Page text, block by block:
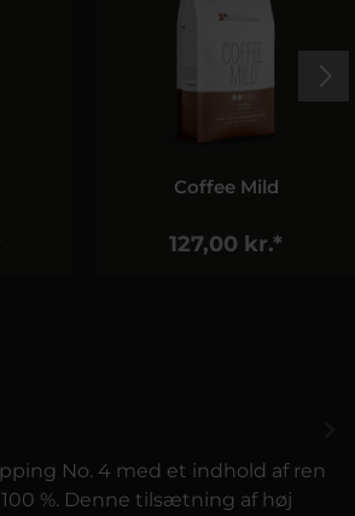
Green Line Coffee BIO
185,00 kr.*
No. 4 med et indhold af ren
%. Denne tilsætning af høj